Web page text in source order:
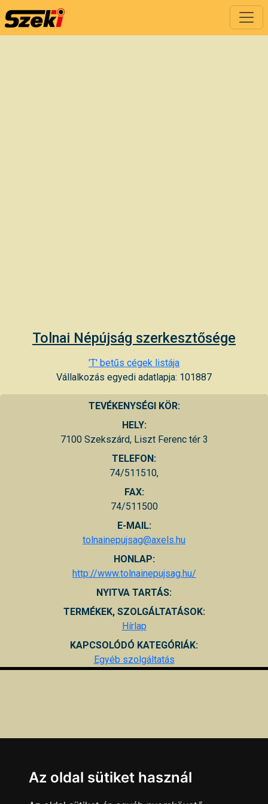
Tolnai Népújság szerkesztősége
'T' betűs cégek listája
Vállalkozás egyedi adatlapja: 101887
TEVÉKENYSÉGI KÖR:
HELY:
7100 Szekszárd, Liszt Ferenc tér 3
TELEFON:
74/511510,
FAX:
74/511500
E-MAIL:
tolnainepujsag@axels.hu
HONLAP:
http://www.tolnainepujsag.hu/
NYITVA TARTÁS:
TERMÉKEK, SZOLGÁLTATÁSOK:
Hírlap
KAPCSOLÓDÓ KATEGÓRIÁK:
Egyéb szolgáltatás
Az oldal sütiket használ